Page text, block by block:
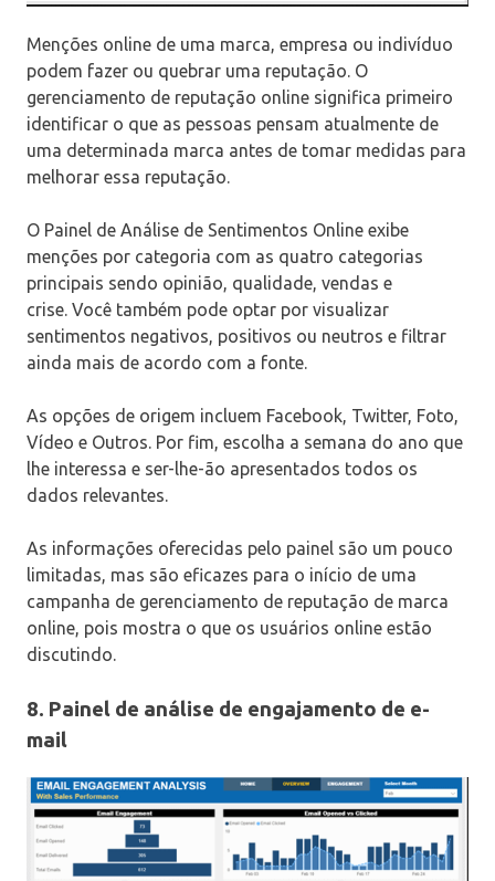
Menções online de uma marca, empresa ou indivíduo
podem fazer ou quebrar uma reputação. O
gerenciamento de reputação online significa primeiro
identificar o que as pessoas pensam atualmente de
uma determinada marca antes de tomar medidas para
melhorar essa reputação.
O Painel de Análise de Sentimentos Online exibe
menções por categoria com as quatro categorias
principais sendo opinião, qualidade, vendas e
crise. Você também pode optar por visualizar
sentimentos negativos, positivos ou neutros e filtrar
ainda mais de acordo com a fonte.
As opções de origem incluem Facebook, Twitter, Foto,
Vídeo e Outros. Por fim, escolha a semana do ano que
lhe interessa e ser-lhe-ão apresentados todos os
dados relevantes.
As informações oferecidas pelo painel são um pouco
limitadas, mas são eficazes para o início de uma
campanha de gerenciamento de reputação de marca
online, pois mostra o que os usuários online estão
discutindo.
8. Painel de análise de engajamento de e-
mail